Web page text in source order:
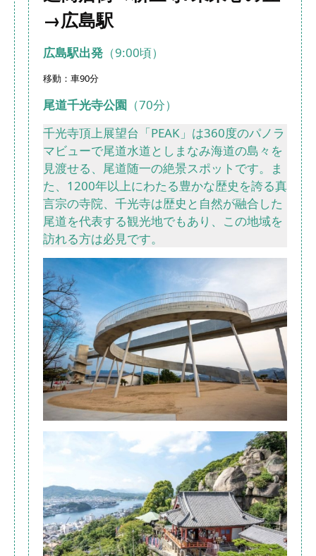
→広島駅
広島駅出発 （9:00頃）
移動：車90分
尾道千光寺公園 （70分）
千光寺頂上展望台「PEAK」は360度のパノラ
マビューで尾道水道としまなみ海道の島々を
見渡せる、尾道随一の絶景スポットです。ま
た、1200年以上にわたる豊かな歴史を誇る真
言宗の寺院、千光寺は歴史と自然が融合した
尾道を代表する観光地でもあり、この地域を
訪れる方は必見です。